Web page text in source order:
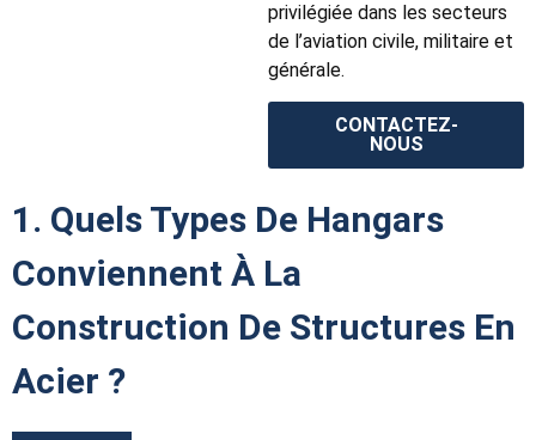
privilégiée dans les secteurs
de l’aviation civile, militaire et
générale.
CONTACTEZ-
NOUS
1. Quels Types De Hangars
Conviennent À La
Construction De Structures En
Acier ?